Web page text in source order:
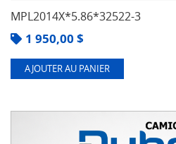
MPL2014X*5.86*32522-3
1 950,00 $
AJOUTER AU PANIER